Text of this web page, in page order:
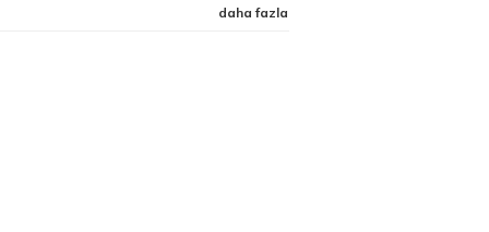
daha fazla